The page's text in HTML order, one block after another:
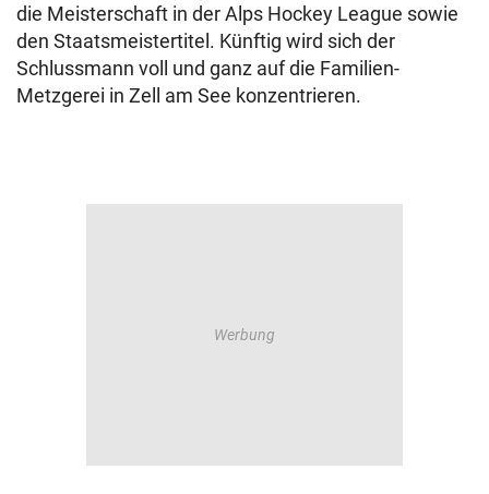
die Meisterschaft in der Alps Hockey League sowie
den Staatsmeistertitel. Künftig wird sich der
Schlussmann voll und ganz auf die Familien-
Metzgerei in Zell am See konzentrieren.